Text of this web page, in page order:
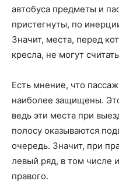
автобуса предметы и
пристегнуты, по
Значит, места, перед
кресла, не могут
Есть мнение, что
наиболее защищены.
ведь эти места при
полосу оказываются
очередь. Значит, при
левый ряд, в том числе
правого.